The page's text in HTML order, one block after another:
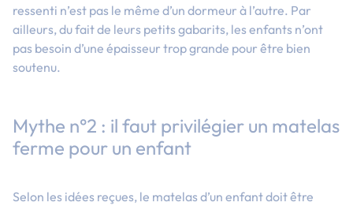
ressenti n’est pas le même d’un dormeur à l’autre. Par
ailleurs, du fait de leurs petits gabarits, les enfants n’ont
pas besoin d’une épaisseur trop grande pour être bien
soutenu.
Mythe n°2 : il faut privilégier un matelas
ferme pour un enfant
Selon les idées reçues, le matelas d’un enfant doit être